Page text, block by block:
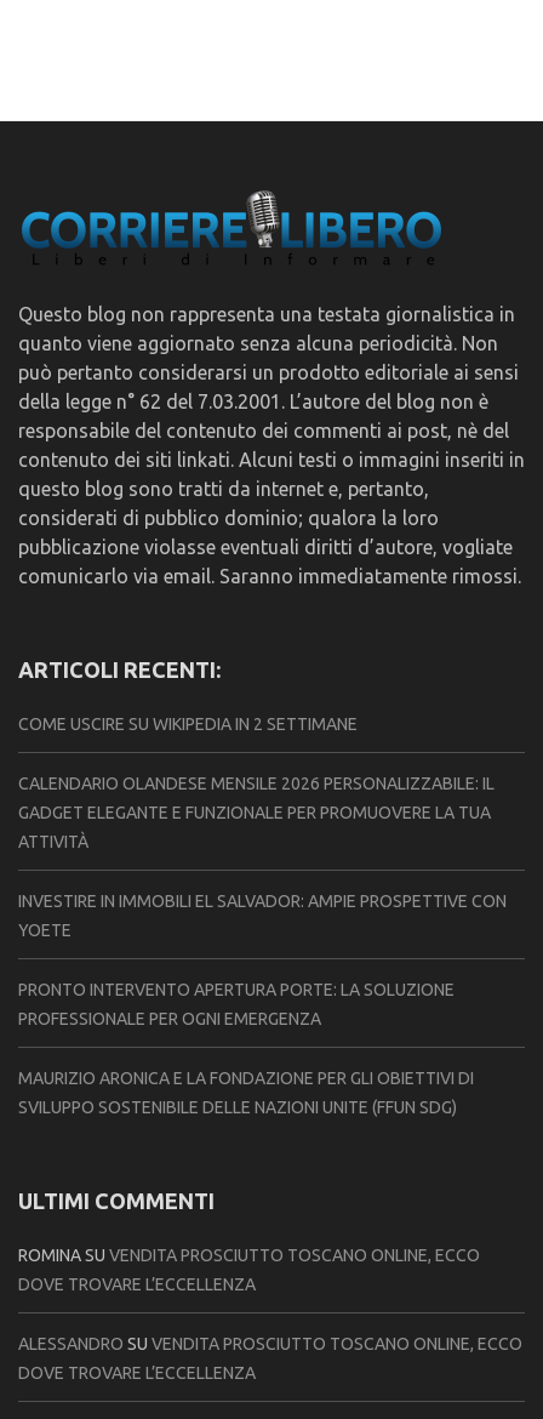
Questo blog non rappresenta una testata giornalistica in
quanto viene aggiornato senza alcuna periodicità. Non
può pertanto considerarsi un prodotto editoriale ai sensi
della legge n° 62 del 7.03.2001. L’autore del blog non è
responsabile del contenuto dei commenti ai post, nè del
contenuto dei siti linkati. Alcuni testi o immagini inseriti in
questo blog sono tratti da internet e, pertanto,
considerati di pubblico dominio; qualora la loro
pubblicazione violasse eventuali diritti d’autore, vogliate
comunicarlo via email. Saranno immediatamente rimossi.
ARTICOLI RECENTI:
COME USCIRE SU WIKIPEDIA IN 2 SETTIMANE
CALENDARIO OLANDESE MENSILE 2026 PERSONALIZZABILE: IL
GADGET ELEGANTE E FUNZIONALE PER PROMUOVERE LA TUA
ATTIVITÀ
INVESTIRE IN IMMOBILI EL SALVADOR: AMPIE PROSPETTIVE CON
YOETE
PRONTO INTERVENTO APERTURA PORTE: LA SOLUZIONE
PROFESSIONALE PER OGNI EMERGENZA
MAURIZIO ARONICA E LA FONDAZIONE PER GLI OBIETTIVI DI
SVILUPPO SOSTENIBILE DELLE NAZIONI UNITE (FFUN SDG)
ULTIMI COMMENTI
ROMINASU VENDITA PROSCIUTTO TOSCANO ONLINE, ECCO
DOVE TROVARE L’ECCELLENZA
ALESSANDRO SU VENDITA PROSCIUTTO TOSCANO ONLINE, ECCO
DOVE TROVARE L’ECCELLENZA